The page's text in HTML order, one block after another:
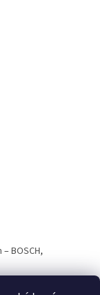
BOSCH,